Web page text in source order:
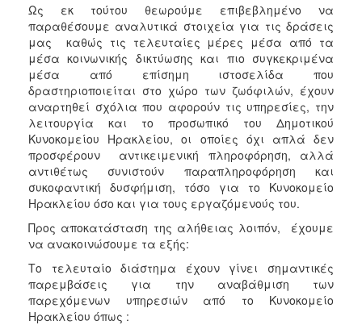
2006
ΤΟΠΟΣ
ΠΟΛΙΤΙΣΜΟΣ
ΑΝΘΕΚΤΙΚΗ
ΠΟΛΗ
Ως εκ τούτου θεωρούμε επιβεβλημένο να
παραθέσουμε αναλυτικά στοιχεία για τις δράσεις
μας καθώς τις τελευταίες μέρες μέσα από τα
μέσα κοινωνικής δικτύωσης και πιο συγκεκριμένα
μέσα από επίσημη ιστοσελίδα που
δραστηριοποιείται στο χώρο των ζωόφιλών, έχουν
αναρτηθεί σχόλια που αφορούν τις υπηρεσίες, την
λειτουργία και το προσωπικό του Δημοτικού
Κυνοκομείου Ηρακλείου, οι οποίες όχι απλά δεν
προσφέρουν αντικειμενική πληροφόρηση, αλλά
αντιθέτως συνιστούν παραπληροφόρηση και
συκοφαντική δυσφήμιση, τόσο για το Κυνοκομείο
Ηρακλείου όσο και για τους εργαζόμενούς του.
Προς αποκατάσταση της αλήθειας λοιπόν, έχουμε
να ανακοινώσουμε τα εξής:
Το τελευταίο διάστημα έχουν γίνει σημαντικές
παρεμβάσεις για την αναβάθμιση των
παρεχόμενων υπηρεσιών από το Κυνοκομείο
Ηρακλείου όπως :